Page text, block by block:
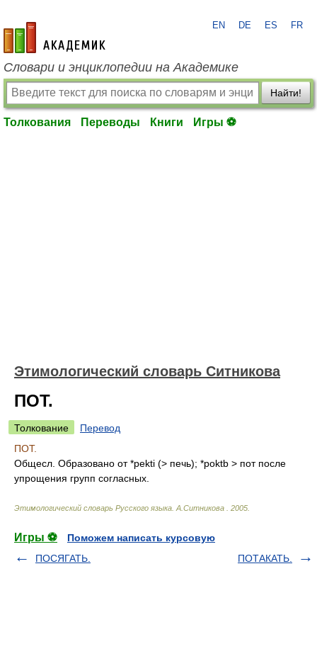
academic.ru
EN DE ES FR
Словари и энциклопедии на Академике
Найти!
Толкования Переводы Книги Игры ⚽
Этимологический словарь Ситникова
ПОТ.
Толкование
Перевод
ПОТ.
Общесл. Образовано от *pekti (> печь); *poktb > пот после
упрощения групп согласных.
Этимологический словарь Русского языка А.Ситникова 2005
Игры ⚽
Поможем написать курсовую
ПОСЯГАТЬ.
ПОТАКАТЬ.